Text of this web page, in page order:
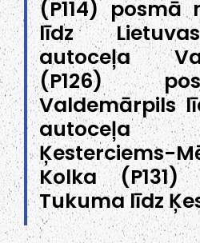
(P114) posmā
līdz
autoceļa
(P126)
Valdemārpils
autoceļa
Ķesterciems-
Kolka
Tukuma līdz